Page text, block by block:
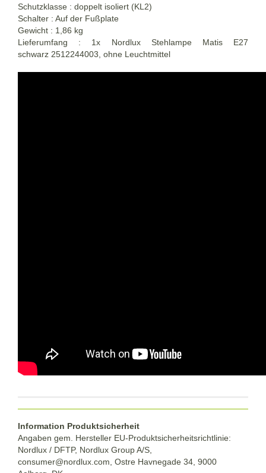
Schutzklasse : doppelt isoliert (KL2)
Schalter : Auf der Fußplate
Gewicht : 1,86 kg
Lieferumfang : 1x Nordlux Stehlampe Matis E27
schwarz 2512244003, ohne Leuchtmittel
Information Produktsicherheit
Angaben gem. Hersteller EU-Produktsicherheitsrichtlinie:
Nordlux / DFTP, Nordlux Group A/S,
consumer@nordlux.com, Ostre Havnegade 34, 9000